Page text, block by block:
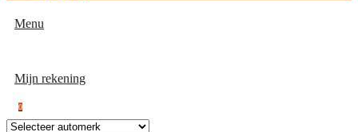
Menu
Mijn rekening
0